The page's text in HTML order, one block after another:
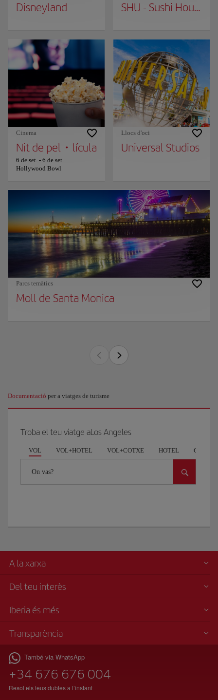
Disneyland SHU - Sushi House
Cinema
Nit de pel・lícula
6 de set. - 6 de set.
Hollywood Bowl
Llocs d'oci
Universal Studios
Parcs temàtics
Moll de Santa Monica
Documentació per a viatges de turisme
Troba el teu viatge aLos Angeles
VOL VOL+HOTEL VOL+COTXE HOTEL COCHE
On vas?
A la xarxa
Del teu interès
Iberia és més
Transparència
També via WhatsApp
+34 676 676 004
Resol els teus dubtes a l’instant